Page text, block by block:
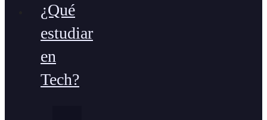
¿Qué
estudiar
en
Tech?